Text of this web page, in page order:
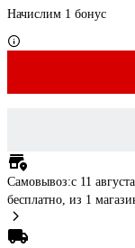
Начислим 1 бонус
Самовывоз:c 11
бесплатно, из 1